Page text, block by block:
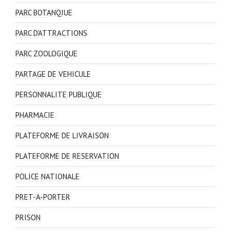
PARC BOTANQIUE
PARC D'ATTRACTIONS
PARC ZOOLOGIQUE
PARTAGE DE VEHICULE
PERSONNALITE PUBLIQUE
PHARMACIE
PLATEFORME DE LIVRAISON
PLATEFORME DE RESERVATION
POLICE NATIONALE
PRET-A-PORTER
PRISON